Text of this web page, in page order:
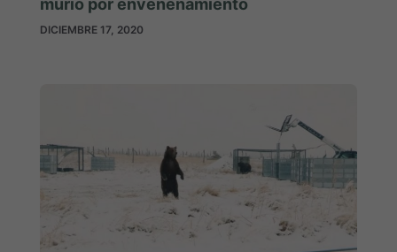
DICIEMBRE 17, 2020